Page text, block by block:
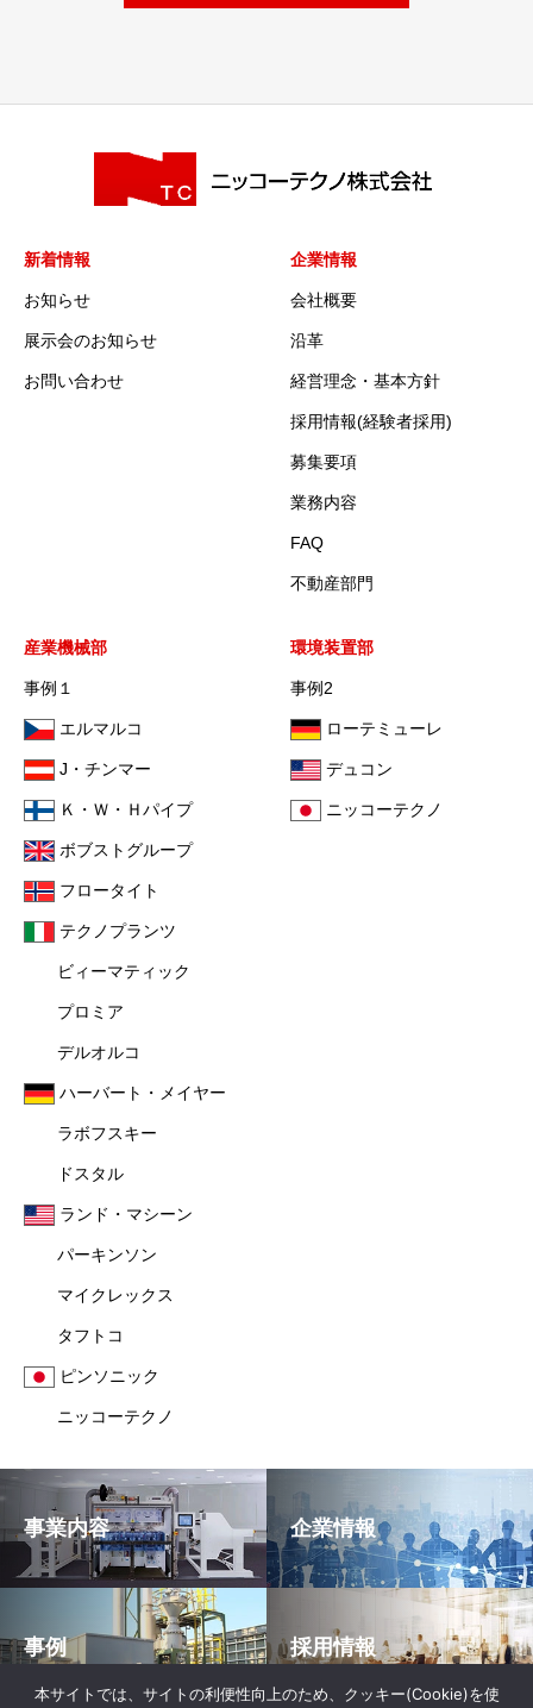
新着情報
お知らせ
展示会のお知らせ
お問い合わせ
企業情報
会社概要
沿革
経営理念・基本方針
採用情報(経験者採用)
募集要項
業務内容
FAQ
不動産部門
産業機械部
事例１
エルマルコ
J・チンマー
Ｋ・Ｗ・Ｈパイプ
ボブストグループ
フロータイト
テクノプランツ
ビィーマティック
プロミア
デルオルコ
ハーバート・メイヤー
ラボフスキー
ドスタル
ランド・マシーン
パーキンソン
マイクレックス
タフトコ
ピンソニック
ニッコーテクノ
環境装置部
事例2
ローテミューレ
デュコン
ニッコーテクノ
事業内容 企業情報
事例 採用情報
本サイトでは、サイトの利便性向上のため、クッキー(Cookie)を使